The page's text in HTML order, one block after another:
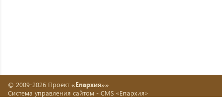
© 2009-2026 Проект «Епархия»»
Система управления сайтом - CMS «Епархия»